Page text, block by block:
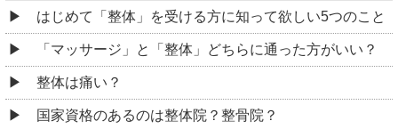
はじめて「整体」を受ける方に知って欲しい5つのこと
「マッサージ」と「整体」どちらに通った方がいい？
整体は痛い？
国家資格のあるのは整体院？整骨院？